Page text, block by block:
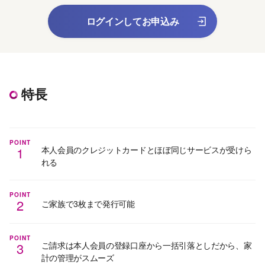
ログインしてお申込み
特長
POINT
1
本人会員のクレジットカードとほぼ同じサービスが受けら
れる
POINT
2 ご家族で3枚まで発行可能
POINT
3
ご請求は本人会員の登録口座から一括引落としだから、家
計の管理がスムーズ